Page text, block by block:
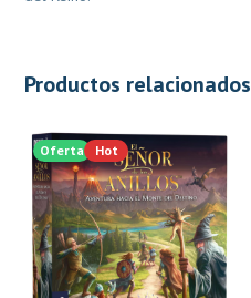
Productos relacionados
Oferta Hot